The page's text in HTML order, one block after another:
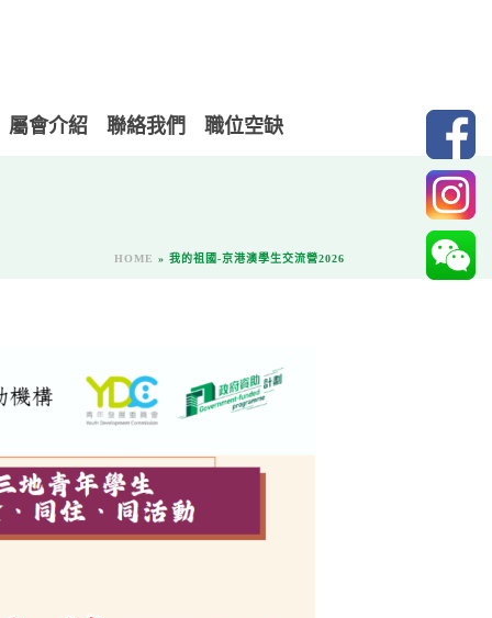
屬會介紹 聯絡我們 職位空缺
HOME » 我的祖國-京港澳學生交流營2026